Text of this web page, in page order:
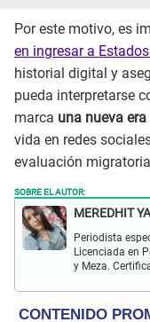
Por este motivo, es
en ingresar a
historial digital y
pueda interpretarse
marca una nueva
vida en redes
evaluación
SOBRE EL AUTOR:
MEREDHIT
Periodista
Licenciada en
y Meza.
farándula y